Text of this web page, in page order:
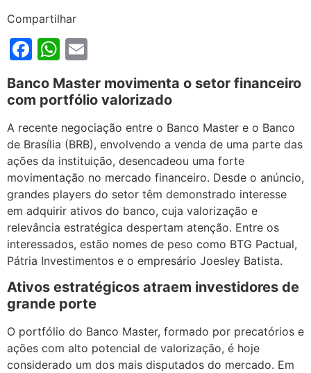
Compartilhar
Facebook
WhatsApp
Banco Master movimenta o setor financeiro
com portfólio valorizado
A recente negociação entre o Banco Master e o Banco
de Brasília (BRB), envolvendo a venda de uma parte das
ações da instituição, desencadeou uma forte
movimentação no mercado financeiro. Desde o anúncio,
grandes players do setor têm demonstrado interesse
em adquirir ativos do banco, cuja valorização e
relevância estratégica despertam atenção. Entre os
interessados, estão nomes de peso como BTG Pactual,
Pátria Investimentos e o empresário Joesley Batista.
Ativos estratégicos atraem investidores de
grande porte
O portfólio do Banco Master, formado por precatórios e
ações com alto potencial de valorização, é hoje
considerado um dos mais disputados do mercado. Em